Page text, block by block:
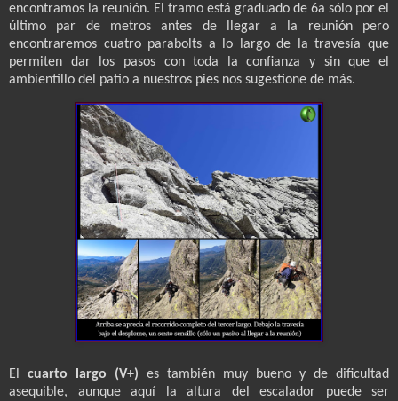
encontramos la reunión. El tramo está graduado de 6a sólo por el
último par de metros antes de llegar a la reunión pero
encontraremos cuatro parabolts a lo largo de la travesía que
permiten dar los pasos con toda la confianza y sin que el
ambientillo del patio a nuestros pies nos sugestione de más.
El cuarto largo (V+) es también muy bueno y de dificultad
asequible, aunque aquí la altura del escalador puede ser